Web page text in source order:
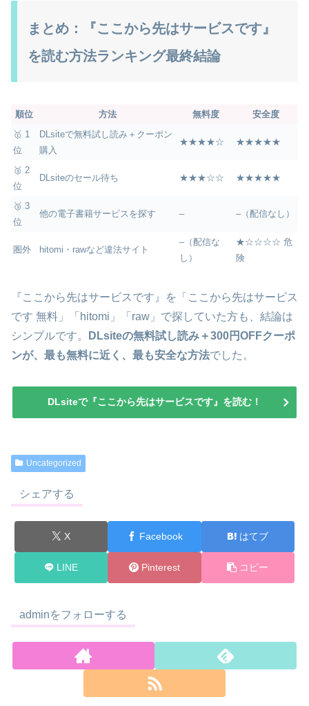
まとめ：『ここから先はサービスです』
を読む方法ランキング最終結論
順位 方法 無料度
安全度
🥇 1
位
DLsiteで無料試し読み＋クーポン
購入
★★★★☆ ★★★★★
🥈 2
位
DLsiteのセール待ち ★★★☆☆ ★★★★★
🥉 3
位
他の電子書籍サービスを探す – –（配信なし）
圏外 hitomi・rawなど違法サイト
–（配信な
し）
★☆☆☆☆ 危
険
『ここから先はサービスです』を「ここから先はサービス
です 無料」「hitomi」「raw」で探していた方も、結論は
シンプルです。
DLsiteの無料試し読み＋300円OFFクーポ
ンが、最も無料に近く、最も安全な方法でした。
DLsiteで『ここから先はサービスです』を読む！
Uncategorized
シェアする
X Facebook はてブ
LINE Pinterest コピー
adminをフォローする